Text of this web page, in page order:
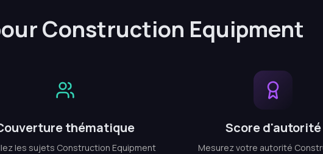
Construction Equipment
thématique
les sujets Construction Equipment
Score d'autorité
Mesurez votre autorité